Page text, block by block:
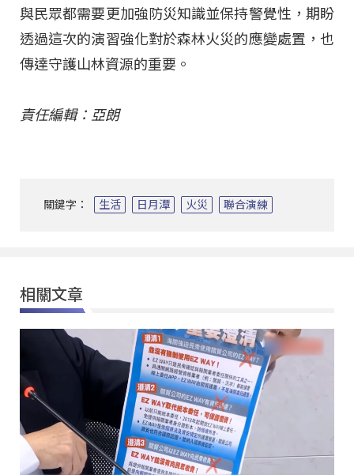
與民眾都需要更加強防災知識並保持警覺性，期盼
透過這次的演習強化對於森林火災的應變處置，也
傳達守護山林資源的重要。
責任編輯：亞朗
關鍵字： 生活 日月潭 火災 聯合演練
相關文章